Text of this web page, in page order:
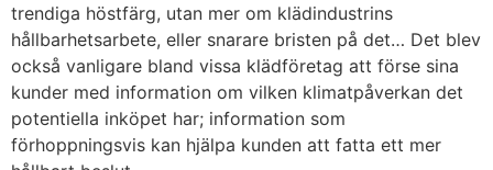
trendiga höstfärg, utan mer om klädindustrins
hållbarhetsarbete, eller snarare bristen på det… Det blev
också vanligare bland vissa klädföretag att förse sina
kunder med information om vilken klimatpåverkan det
potentiella inköpet har; information som
förhoppningsvis kan hjälpa kunden att fatta ett mer